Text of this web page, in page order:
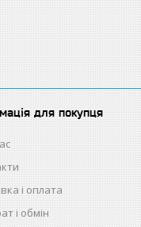
для покупця
і оплата
і обмін